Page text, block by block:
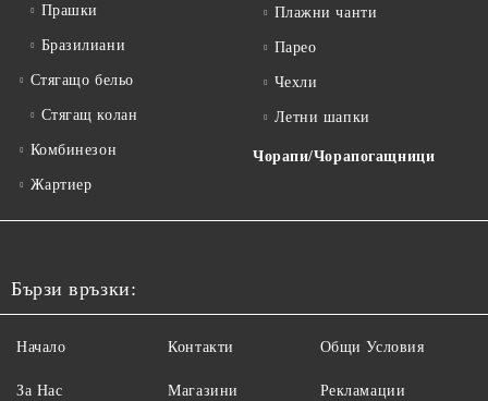
Прашки
Бразилиани
Стягащо бельо
Стягащ колан
Комбинезон
Жартиер
Плажни чанти
Парео
Чехли
Летни шапки
Чорапи/Чорапогащници
Бързи връзки:
Начало
За Нас
Контакти
Магазини
Общи Условия
Рекламации